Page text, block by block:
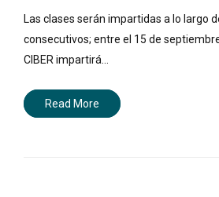
Las clases serán impartidas a lo largo
consecutivos; entre el 15 de
CIBER impartirá…
Read More